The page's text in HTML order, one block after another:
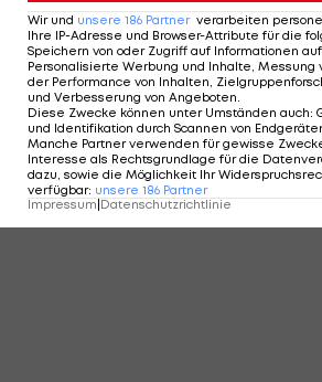
Wir und unsere 186 Partner verarbeiten
Ihre IP-Adresse und Browser-Attribute für die
Speichern von oder Zugriff auf Informationen
Personalisierte Werbung und Inhalte, Messung
der Performance von Inhalten,
und Verbesserung von Angeboten.
Diese Zwecke können unter Umständen auch:
und Identifikation durch Scannen von
Manche Partner verwenden für gewisse
Interesse als Rechtsgrundlage für die
dazu, sowie die Möglichkeit Ihr
verfügbar: unsere 186 Partner
Impressum Datenschutzrichtlinie